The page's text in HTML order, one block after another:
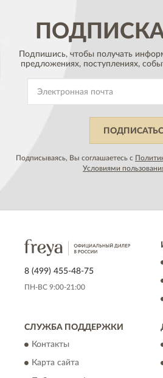
Подпишись, чтобы получать
предложениях, поступлениях,
Подписываясь, Вы соглашаетесь с
Условиями
8 (499) 455-48-75
ПН-ВС 9:00-21:00
СЛУЖБА ПОДДЕРЖКИ
Контакты
Карта сайта